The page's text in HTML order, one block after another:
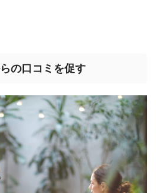
の口コミを促す